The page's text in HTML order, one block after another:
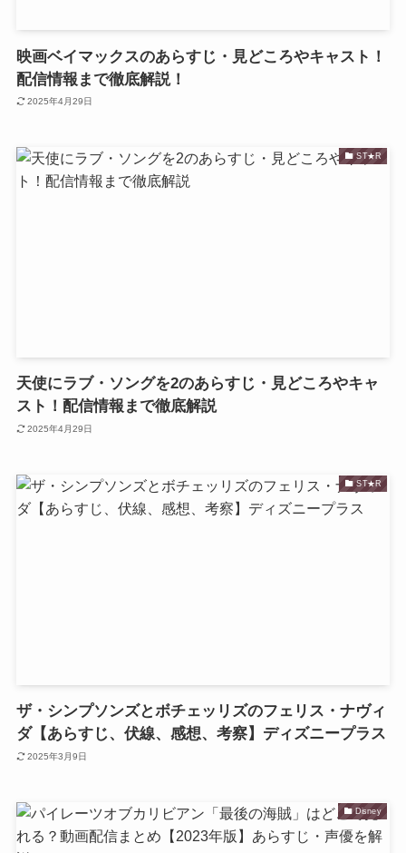
映画ベイマックスのあらすじ・見どころやキャスト！
配信情報まで徹底解説！
2025年4月29日
ST★R
天使にラブ・ソングを2のあらすじ・見どころやキャ
スト！配信情報まで徹底解説
2025年4月29日
ST★R
ザ・シンプソンズとボチェッリズのフェリス・ナヴィ
ダ【あらすじ、伏線、感想、考察】ディズニープラス
2025年3月9日
Disney